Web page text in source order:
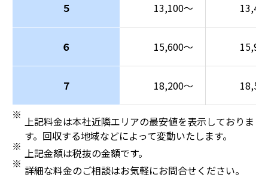
５ 13,100～
６ 15,600～
７ 18,200～
上記料金は本社近隣エリアの最安値を表示しておりま
す。回収する地域などによって変動いたします。
上記金額は税抜の金額です。
詳細な料金のご相談はお気軽にお問合せください。